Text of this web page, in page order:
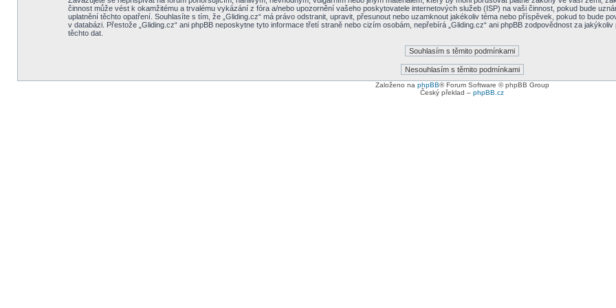
činnost může vést k okamžitému a trvalému vykázání z fóra a/nebo upozornění vašeho poskytovatele internetových služeb (ISP) na vaši činnost, pokud bude
uplatnění těchto opatření. Souhlasíte s tím, že „Gliding.cz“ má právo odstranit, upravit, přesunout nebo uzamknout jakékoliv téma nebo příspěvek, pokud to bude
v databázi. Přestože „Gliding.cz“ ani phpBB neposkytne tyto informace třetí straně nebo cizím osobám, nepřebírá „Gliding.cz“ ani phpBB zodpovědnost za
těchto dat.
Založeno na phpBB® Forum Software © phpBB Group
Český překlad – phpBB.cz